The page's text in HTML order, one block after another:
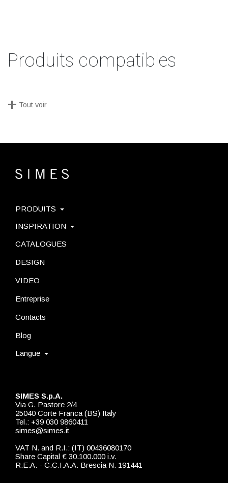
Produits compatibles
+ Tout voir
SIMES S.p.A.
Via G. Pastore 2/4
25040 Corte Franca (BS) Italy
Tel.: +39 030 9860411
simes@simes.it
VAT N. and R.I.: (IT) 00436080170
Share Capital € 30.100.000 i.v.
R.E.A. - C.C.I.A.A. Brescia N. 191441
PRODUITS
INSPIRATION
CATALOGUES
DESIGN
VIDEO
Entreprise
Contacts
Blog
Langue